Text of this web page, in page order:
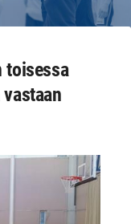
toisessa